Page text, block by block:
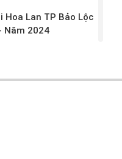
Hoa Lan TP Bảo Lộc
Năm 2024